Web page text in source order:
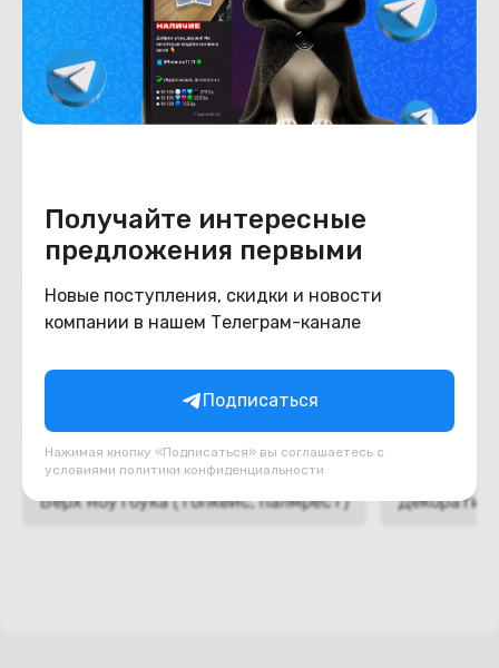
Получайте интересные
предложения первыми
Новые поступления, скидки и новости
компании в нашем Телеграм-канале
Подписаться
Нажимая кнопку «Подписаться» вы соглашаетесь с
условиями политики конфиденциальности
Недостатки
состояние, запрос фото
уточнять у менеджера.
Состояние
Б/У
Внешний вид
состояние, запрос фото
уточнять у менеджера.
Похожие товары
Подборки товаров в категории
Верх ноутбука (топкейс, палмрест)